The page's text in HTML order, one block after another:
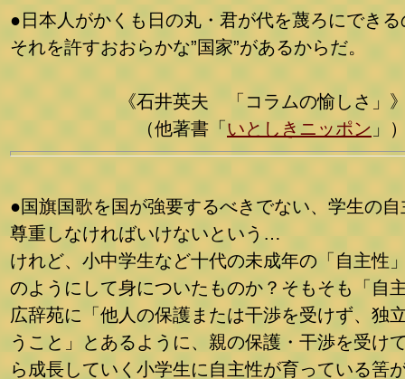
●日本人がかくも日の丸・君が代を蔑ろにできる
それを許すおおらかな”国家”があるからだ。
《石井英夫 「コラムの愉しさ」
（他著書「 いとしきニッポン 」
●国旗国歌を国が強要するべきでない、学生の自
尊重しなければいけないという…
けれど、小中学生など十代の未成年の「自主性
のようにして身についたものか？そもそも「自
広辞苑に「他人の保護または干渉を受けず、独
うこと」とあるように、親の保護・干渉を受け
ら成長していく小学生に自主性が育っている筈